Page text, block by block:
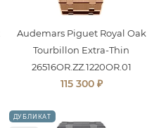
Audemars Piguet Royal Oak
Tourbillon Extra-Thin
26516OR.ZZ.1220OR.01
115 300 ₽
ДУБЛИКАТ